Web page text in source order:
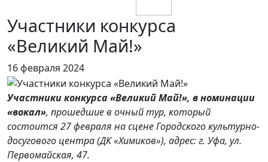
Участники конкурса
«Великий Май!»
16 февраля 2024
Участники конкурса «Великий Май!», в номинации
«вокал», прошедшие в очный тур, который
состоится 27 февраля на сцене Городского культурно-
досугового центра (ДК «Химиков»), адрес: г. Уфа, ул.
Первомайская, 47.